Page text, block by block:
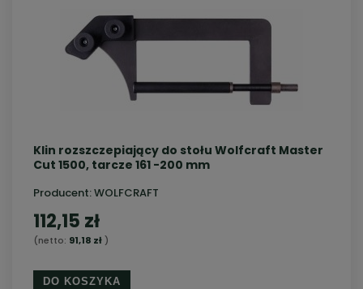
Klin rozszczepiający do stołu Wolfcraft Master
Cut 1500, tarcze 161 -200 mm
Producent:WOLFCRAFT
112,15 zł
(netto: 91,18 zł)
DO KOSZYKA